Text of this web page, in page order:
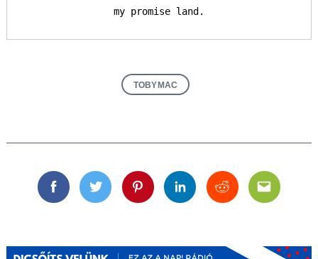
my promise land.
TOBYMAC
FacebookTwitterPinterestLinkedinRedditEmail